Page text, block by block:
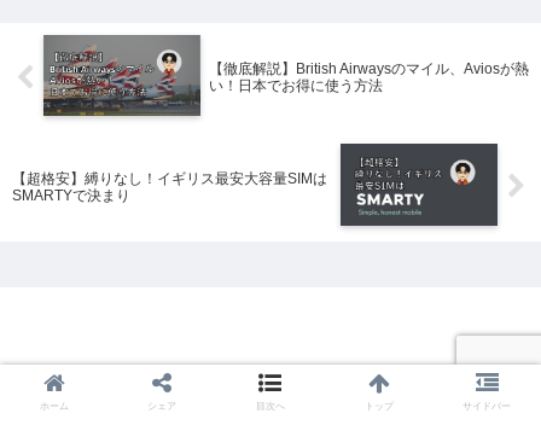
【徹底解説】British Airwaysのマイル、Aviosが熱
い！日本でお得に使う方法
【超格安】縛りなし！イギリス最安大容量SIMは
SMARTYで決まり
ホーム シェア 目次へ トップ サイドバー